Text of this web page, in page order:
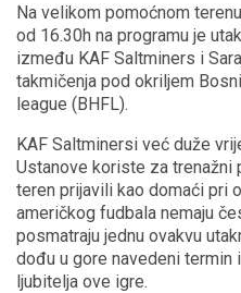
Na velikom pomoćnom
od 16.30h na programu je
između KAF Saltminers i
takmičenja pod okriljem
league (BHFL).
KAF Saltminersi već duže
Ustanove koriste za
teren prijavili kao domaći pri
američkog fudbala nemaju
posmatraju jednu ovakvu
dođu u gore navedeni termin
ljubitelja ove igre.